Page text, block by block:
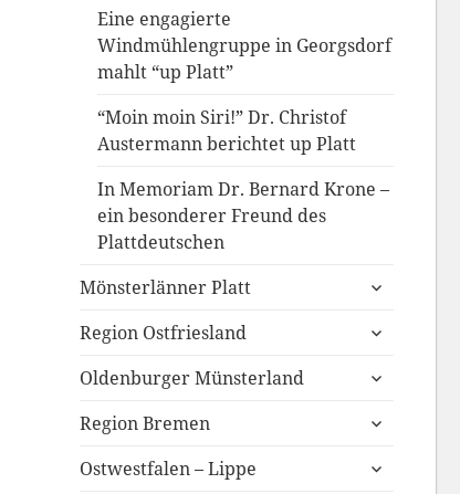
Eine engagierte
Windmühlengruppe in Georgsdorf
mahlt “up Platt”
“Moin moin Siri!” Dr. Christof
Austermann berichtet up Platt
In Memoriam Dr. Bernard Krone –
ein besonderer Freund des
Plattdeutschen
Mönsterlänner Platt
untermenü
Region Ostfriesland
untermenü
Oldenburger Münsterland
untermenü
Region Bremen
untermenü
Ostwestfalen – Lippe
untermenü